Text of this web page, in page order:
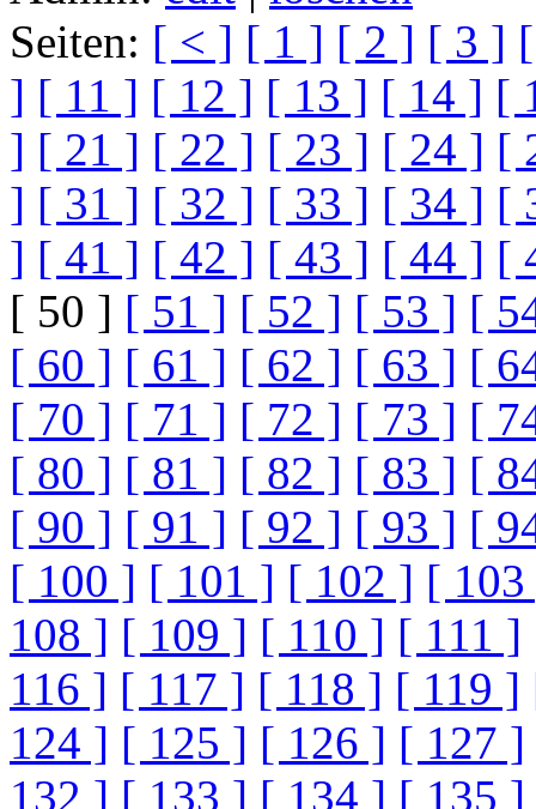
Seiten: [ < ] [ 1 ] [ 2 ] [ 3 ]
] [ 11 ] [ 12 ] [ 13 ] [ 14 ] [
] [ 21 ] [ 22 ] [ 23 ] [ 24 ] [
] [ 31 ] [ 32 ] [ 33 ] [ 34 ] [
] [ 41 ] [ 42 ] [ 43 ] [ 44 ] [
[ 50 ] [ 51 ] [ 52 ] [ 53 ] [
[ 60 ] [ 61 ] [ 62 ] [ 63 ] [
[ 70 ] [ 71 ] [ 72 ] [ 73 ] [
[ 80 ] [ 81 ] [ 82 ] [ 83 ] [
[ 90 ] [ 91 ] [ 92 ] [ 93 ] [
[ 100 ] [ 101 ] [ 102 ] [
108 ] [ 109 ] [ 110 ] [ 111 ]
116 ] [ 117 ] [ 118 ] [ 119 ]
124 ] [ 125 ] [ 126 ] [ 127 ]
132 ] [ 133 ] [ 134 ] [ 135 ]